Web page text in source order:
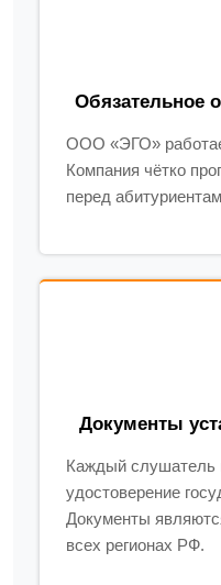
Обязательное
ООО «ЭГО»
Компания чётко
перед
Документы
Каждый слушатель
удостоверение
Документы
всех регионах РФ.